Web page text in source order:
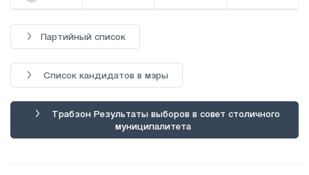
Партийный список
Список кандидатов в мэры
Трабзон Результаты выборов в совет столичного
муниципалитета